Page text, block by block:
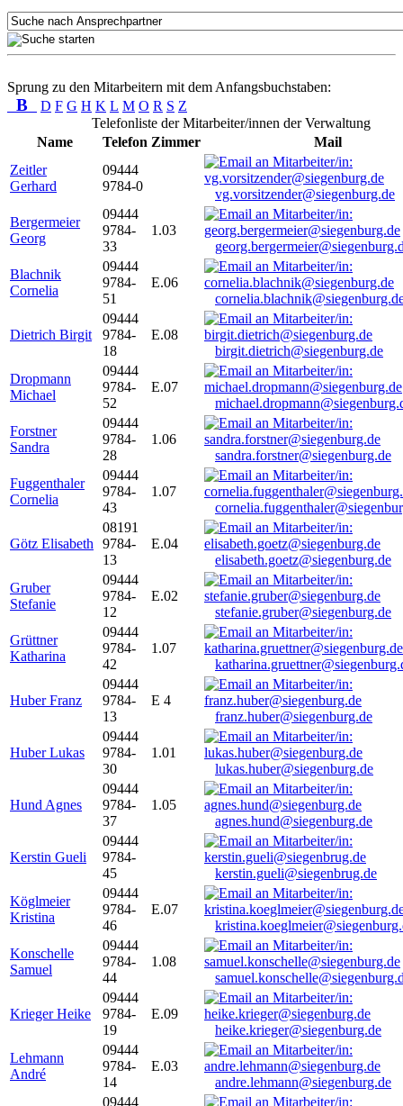
Sprung zu den Mitarbeitern mit dem Anfangsbuchstaben:
B D F G H K L M O R S Z
Telefonliste der Mitarbeiter/innen der Verwaltung
Name
Telefon Zimmer
Mail
Zeitler
Gerhard
09444
9784-0
vg.vorsitzender@siegenburg.de
Bergermeier
Georg
09444
9784-
33
1.03
Blachnik
Cornelia
09444
9784-
51
E.06
Dietrich Birgit
09444
9784-
18
E.08
birgit.dietrich@siegenburg.de
Dropmann
Michael
09444
9784-
52
E.07
Forstner
Sandra
09444
9784-
28
1.06
sandra.forstner@siegenburg.de
Fuggenthaler
Cornelia
09444
9784-
43
1.07
Götz Elisabeth
08191
9784-
13
E.04
elisabeth.goetz@siegenburg.de
Gruber
Stefanie
09444
9784-
12
E.02
stefanie.gruber@siegenburg.de
Grüttner
Katharina
09444
9784-
42
1.07
Huber Franz
09444
9784-
13
E 4
franz.huber@siegenburg.de
Huber Lukas
09444
9784-
30
1.01
lukas.huber@siegenburg.de
Hund Agnes
09444
9784-
37
1.05
agnes.hund@siegenburg.de
Kerstin Gueli
09444
9784-
45
kerstin.gueli@siegenbrug.de
Köglmeier
Kristina
09444
9784-
46
E.07
Konschelle
Samuel
09444
9784-
44
1.08
Krieger Heike
09444
9784-
19
E.09
heike.krieger@siegenburg.de
Lehmann
André
09444
9784-
14
E.03
andre.lehmann@siegenburg.de
09444